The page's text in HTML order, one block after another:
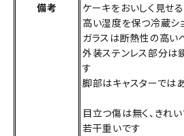
備考
ケーキをおいしく見せ
高い湿度を保つ冷蔵シ
ガラスは断熱性の高い
外装ステンレス部分は
す
脚部はキャスターでは
目立つ傷は無く、きれ
若干重いです